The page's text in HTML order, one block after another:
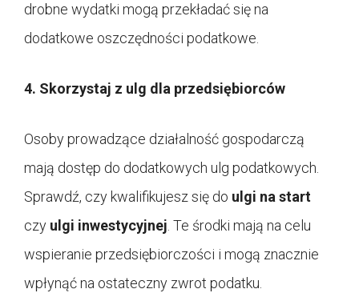
drobne wydatki mogą przekładać się na
dodatkowe oszczędności podatkowe.
4. Skorzystaj z ulg dla przedsiębiorców
Osoby prowadzące działalność gospodarczą
mają dostęp do dodatkowych ulg podatkowych.
Sprawdź, czy kwalifikujesz się do ulgi na start
czy ulgi inwestycyjnej. Te środki mają na celu
wspieranie przedsiębiorczości i mogą znacznie
wpłynąć na ostateczny zwrot podatku.